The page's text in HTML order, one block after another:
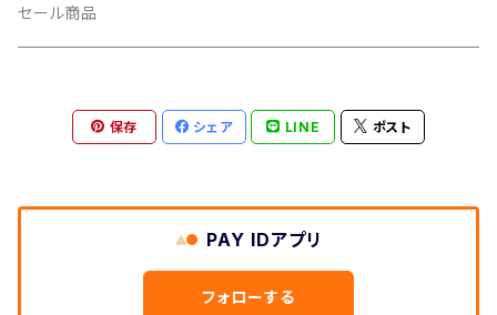
CUSH CORE/クッシュコア
DEFEET/デフィート
DIXNA/ディズナ
DKG/ディーケージー
その他
キャップ
アクセサリー
セール商品
保存 シェア LINE ポスト
PAY IDアプリ
フォローする